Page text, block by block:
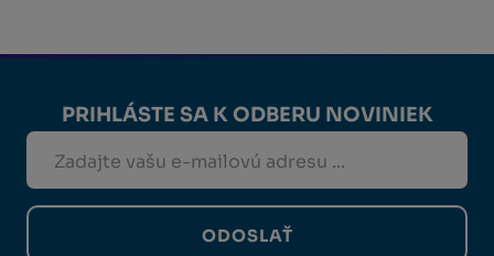
PRIHLÁSTE SA K ODBERU NOVINIEK
ODOSLAŤ